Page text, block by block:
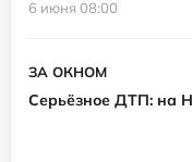
6 июня 08:00
ЗА ОКНОМ
Серьёзное ДТП: на